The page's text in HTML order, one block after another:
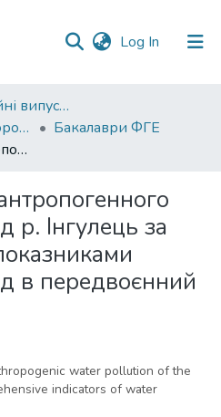
Log In (current)
01. Кваліфікаційні випускні роботи здобувачів вищої освіти
Факультет гідрометеорології і екології
Бакалаври ФГЕ
Оцінка ризиків антропогенного забруднення вод р. Інгулець за комплексними показниками забруднення вод в передвоєнний період
р. Інгулець за
в передвоєнний
water pollution of the
indicators of water